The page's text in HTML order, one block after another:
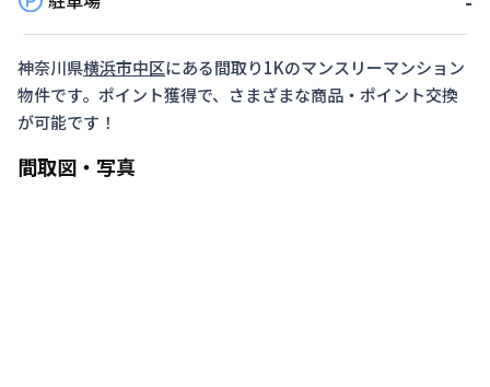
神奈川県横浜市中区にある間取り1Kのマンスリーマンション
物件です。ポイント獲得で、さまざまな商品・ポイント交換
が可能です！
間取図・写真